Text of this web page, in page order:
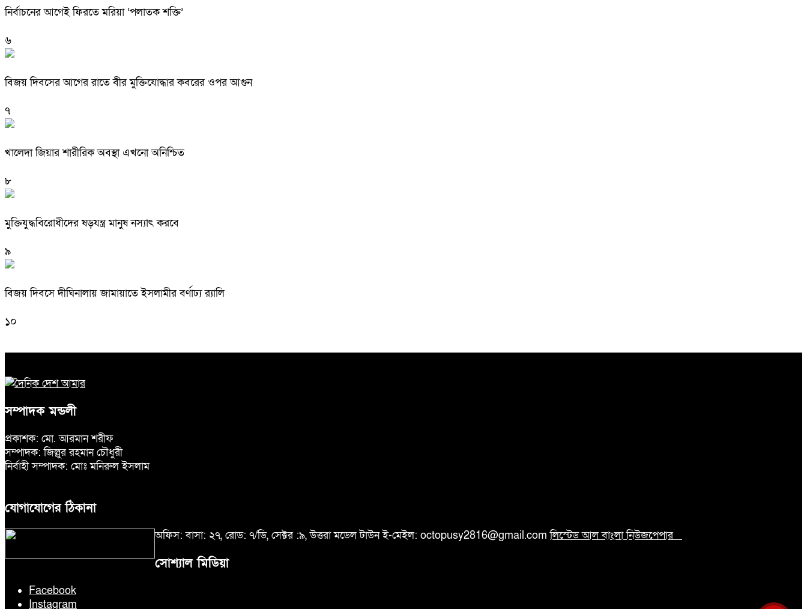
নির্বাচনের আগেই ফিরতে মরিয়া ‘পলাতক শক্তি’
৬
বিজয় দিবসের আগের রাতে বীর মুক্তিযোদ্ধার কবরের ওপর আগুন
৭
খালেদা জিয়ার শারীরিক অবস্থা এখনো অনিশ্চিত
৮
মুক্তিযুদ্ধবিরোধীদের ষড়যন্ত্র মানুষ নস্যাৎ করবে
৯
বিজয় দিবসে দীঘিনালায় জামায়াতে ইসলামীর বর্ণাঢ্য র‍্যালি
১০
সম্পাদক মন্ডলী
প্রকাশক: মো. আরমান শরীফ
সম্পাদক: জিল্লুর রহমান চৌধুরী
নির্বাহী সম্পাদক: মোঃ মনিরুল ইসলাম
যোগাযোগের ঠিকানা
অফিস: বাসা: ২৭, রোড: ৭/ডি, সেক্টর :৯, উত্তরা মডেল টাউন ই-মেইল: octopusy2816@gmail.comলিস্টেড আল বাংলা নিউজপেপার
সোশ্যাল মিডিয়া
Facebook
Instagram